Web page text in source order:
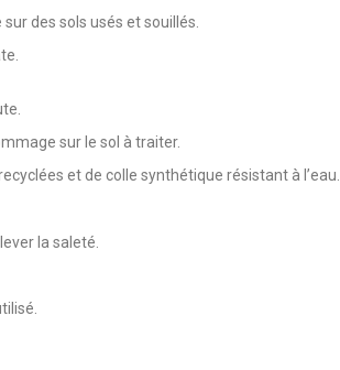
des sols usés et souillés.
sur le sol à traiter.
et de colle synthétique résistant à l’eau.
la saleté.